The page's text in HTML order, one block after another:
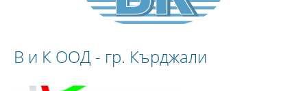
В и К ООД - гр. Кърджали